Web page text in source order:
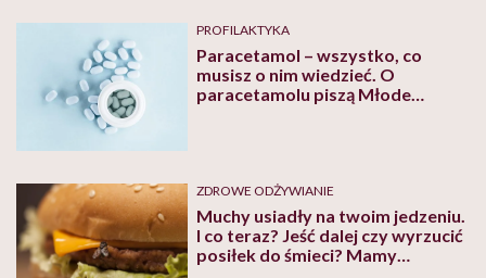
PROFILAKTYKA
Paracetamol – wszystko, co
musisz o nim wiedzieć. O
paracetamolu piszą Młode
ZDROWE ODŻYWIANIE
Muchy usiadły na twoim jedzeniu.
I co teraz? Jeść dalej czy wyrzucić
posiłek do śmieci? Mamy